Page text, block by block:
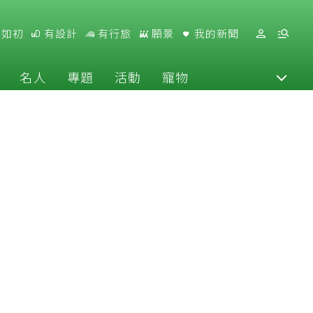
初 有設計 有行旅 願景 我的新聞
名人 專題 活動 寵物